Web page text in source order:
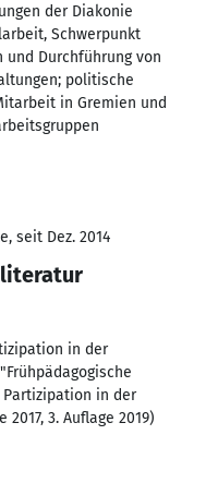
der Diakonie
Schwerpunkt
Durchführung von
politische
in Gremien und
seit Dez. 2014
in der
Partizipation in der
2017, 3. Auflage 2019)